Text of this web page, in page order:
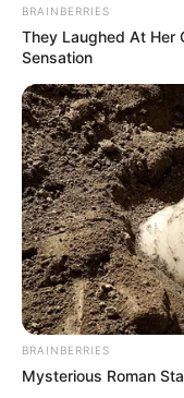
Kletterparks
Tier- und
Ausflug mit der
Puzzle
Hotel Bad
BRAINBERRIES
They Laughed At Her
Sensation
BRAINBERRIES
Mysterious Roman